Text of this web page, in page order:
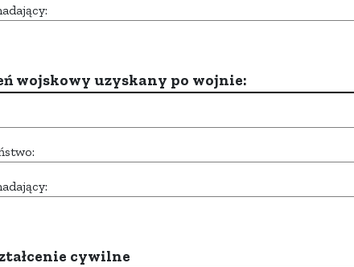
wojskowy uzyskany po wojnie:
cywilne